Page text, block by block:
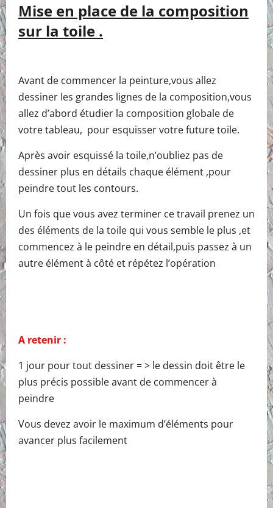
Mise en place de la composition
sur la toile .
Avant de commencer la peinture,vous allez
dessiner les grandes lignes de la composition,vous
allez d’abord étudier la composition globale de
votre tableau, pour esquisser votre future toile.
Après avoir esquissé la toile,n’oubliez pas de
dessiner plus en détails chaque élément ,pour
peindre tout les contours.
Un fois que vous avez terminer ce travail prenez un
des éléments de la toile qui vous semble le plus ,et
commencez à le peindre en détail,puis passez à un
autre élément à côté et répétez l’opération
A retenir :
1 jour pour tout dessiner = > le dessin doit être le
plus précis possible avant de commencer à
peindre
Vous devez avoir le maximum d’éléments pour
avancer plus facilement